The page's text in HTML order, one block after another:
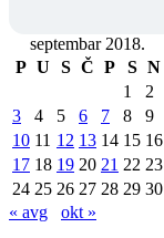
septembar 2018.
P U S Č P S N
1
2
3
4 5 6 7 8
9
10 11 12 13 14 15 16
17 18 19 20 21 22 23
24 25 26 27 28 29 30
« avg
okt »